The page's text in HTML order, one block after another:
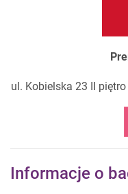
ul. Kobielska 23 II
Informacje o